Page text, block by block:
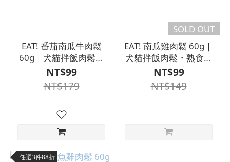
EAT! 番茄南瓜牛肉鬆
60g｜犬貓拌飯肉鬆・
熟食副食
NT$99
NT$179
SOLD OUT
EAT! 南瓜雞肉鬆 60g｜
犬貓拌飯肉鬆・熟食副
食
NT$99
NT$149
任選3件88折